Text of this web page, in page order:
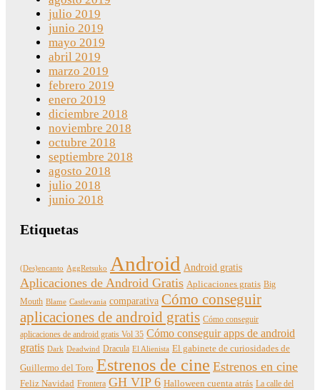
julio 2019
junio 2019
mayo 2019
abril 2019
marzo 2019
febrero 2019
enero 2019
diciembre 2018
noviembre 2018
octubre 2018
septiembre 2018
agosto 2018
julio 2018
junio 2018
Etiquetas
(Des)encanto AggRetsuko Android Android gratis
Aplicaciones de Android Gratis Aplicaciones gratis Big
Mouth Blame Castlevania comparativa Cómo conseguir
aplicaciones de android gratis Cómo conseguir
aplicaciones de android gratis Vol 35 Cómo conseguir apps de android
gratis Dark Deadwind Dracula El Alienista El gabinete de curiosidades de
Guillermo del Toro Estrenos de cine Estrenos en cine
Feliz Navidad Frontera GH VIP 6 Halloween cuenta atrás La calle del